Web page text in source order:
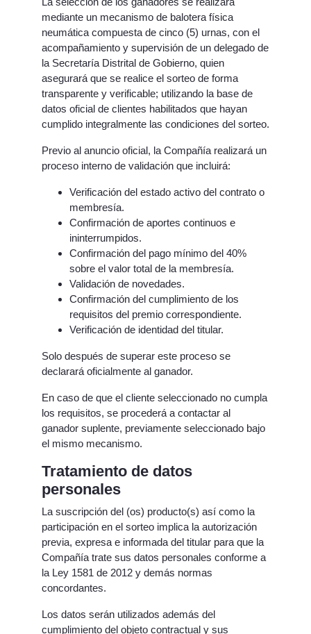
mediante un mecanismo de balotera física
neumática compuesta de cinco (5) urnas, con el
acompañamiento y supervisión de un delegado de
la Secretaría Distrital de Gobierno, quien
asegurará que se realice el sorteo de forma
transparente y verificable; utilizando la base de
datos oficial de clientes habilitados que hayan
cumplido integralmente las condiciones del sorteo.
Previo al anuncio oficial, la Compañía realizará un
proceso interno de validación que incluirá:
Verificación del estado activo del contrato o
membresía.
Confirmación de aportes continuos e
ininterrumpidos.
Confirmación del pago mínimo del 40%
sobre el valor total de la membresía.
Validación de novedades.
Confirmación del cumplimiento de los
requisitos del premio correspondiente.
Verificación de identidad del titular.
Solo después de superar este proceso se
declarará oficialmente al ganador.
En caso de que el cliente seleccionado no cumpla
los requisitos, se procederá a contactar al
ganador suplente, previamente seleccionado bajo
el mismo mecanismo.
Tratamiento de datos
personales
La suscripción del (os) producto(s) así como la
participación en el sorteo implica la autorización
previa, expresa e informada del titular para que la
Compañía trate sus datos personales conforme a
la Ley 1581 de 2012 y demás normas
concordantes.
Los datos serán utilizados además del
cumplimiento del objeto contractual y sus